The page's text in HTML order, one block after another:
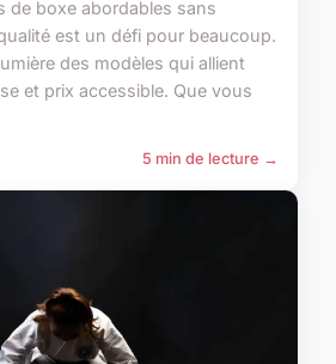
de boxe abordables sans
est un défi pour beaucoup.
des modèles qui allient
et prix accessible. Que vous
5 min de lecture →